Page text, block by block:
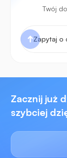
Twój
Zacznij już
szybciej